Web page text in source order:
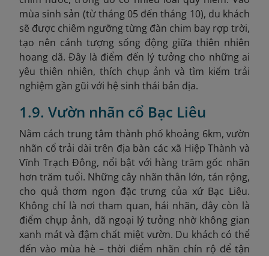
mùa sinh sản (từ tháng 05 đến tháng 10), du khách
sẽ được chiêm ngưỡng từng đàn chim bay rợp trời,
tạo nên cảnh tượng sống động giữa thiên nhiên
hoang dã. Đây là điểm đến lý tưởng cho những ai
yêu thiên nhiên, thích chụp ảnh và tìm kiếm trải
nghiệm gần gũi với hệ sinh thái bản địa.
1.9. Vườn nhãn cổ Bạc Liêu
Nằm cách trung tâm thành phố khoảng 6km, vườn
nhãn cổ trải dài trên địa bàn các xã Hiệp Thành và
Vĩnh Trạch Đông, nổi bật với hàng trăm gốc nhãn
hơn trăm tuổi. Những cây nhãn thân lớn, tán rộng,
cho quả thơm ngon đặc trưng của xứ Bạc Liêu.
Không chỉ là nơi tham quan, hái nhãn, đây còn là
điểm chụp ảnh, dã ngoại lý tưởng nhờ không gian
xanh mát và đậm chất miệt vườn. Du khách có thể
đến vào mùa hè – thời điểm nhãn chín rộ để tận